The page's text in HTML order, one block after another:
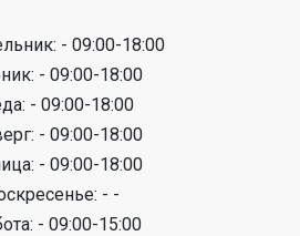
- 09:00-18:00
- 09:00-18:00
- 09:00-18:00
- 09:00-18:00
- 09:00-18:00
- -
- 09:00-15:00